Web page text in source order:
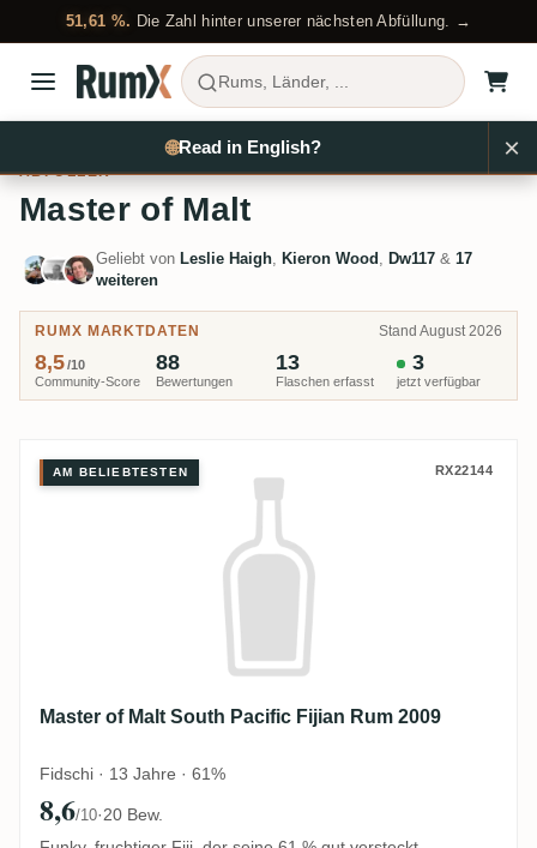
51,61 %. Die Zahl hinter unserer nächsten Abfüllung. →
Rums, Länder, ...
Abfüller Master of Malt
ABFÜLLER
Master of Malt
Geliebt von Leslie Haigh, Kieron Wood , Dw117 & 17
weiteren
RUMX MARKTDATEN Stand August 2026
Community-Score
8,5/10
Bewertungen
88
Flaschen erfasst
13
jetzt verfügbar
3
Master of Malt South Pacific
AM BELIEBTESTEN RX22144
Master of Malt South Pacific Fijian Rum 2009
Fidschi · 13 Jahre · 61%
8,6/10·20 Bew.
🌐Read in English? ×